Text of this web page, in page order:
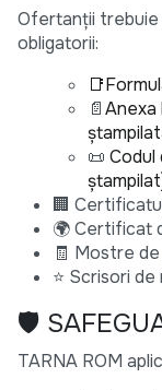
Ofertanții trebuie
obligatorii:
📄Anexa
📜 Codul
🏢
🌍 Certificat
🧾 Mostre
⭐ Scrisori
🛡
TARNA ROM